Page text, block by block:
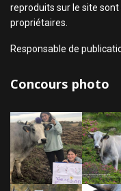
reproduits sur le site
propriétaires.
Responsable de
Concours photo